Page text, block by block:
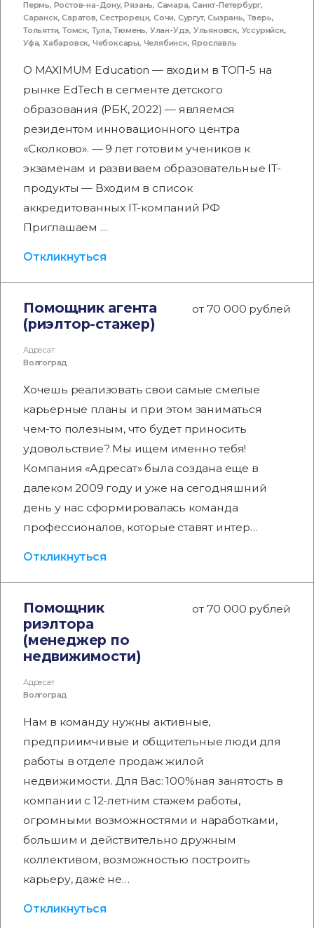
Пермь, Ростов-на-Дону,Рязань, Самара,Санкт-Петербург,
Саранск,Саратов,Сестрорецк,Сочи, Сургут,Сызрань, Тверь,
Тольятти,Томск, Тула,Тюмень, Улан-Удэ, Ульяновск, Уссурийск,
Уфа,Хабаровск, Чебоксары, Челябинск,Ярославль
О MAXIMUM Education — входим в ТОП-5 на
рынке EdTech в сегменте детского
образования (РБК, 2022) — являемся
резидентом инновационного центра
«Сколково». — 9 лет готовим учеников к
экзаменам и развиваем образовательные IT-
продукты — Входим в список
аккредитованных IT-компаний РФ
Приглашаем …
Откликнуться
Помощник агента
(риэлтор-стажер)
от 70 000 рублей
Адресат
Волгоград
Хочешь реализовать свои самые смелые
карьерные планы и при этом заниматься
чем-то полезным, что будет приносить
удовольствие? Мы ищем именно тебя!
Компания «Адресат» была создана еще в
далеком 2009 году и уже на сегодняшний
день у нас сформировалась команда
профессионалов, которые ставят интер…
Откликнуться
Помощник
риэлтора
(менеджер по
недвижимости)
от 70 000 рублей
Адресат
Волгоград
Нам в команду нужны активные,
предприимчивые и общительные люди для
работы в отделе продаж жилой
недвижимости. Для Вас: 100%ная занятость в
компании с 12-летним стажем работы,
огромными возможностями и наработками,
большим и действительно дружным
коллективом, возможностью построить
карьеру, даже не…
Откликнуться